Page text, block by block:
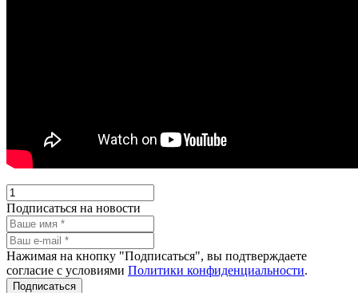
Подписаться на новости
Нажимая на кнопку "Подписаться", вы подтверждаете
согласие с условиями Политики конфиденциальности.
Подписаться